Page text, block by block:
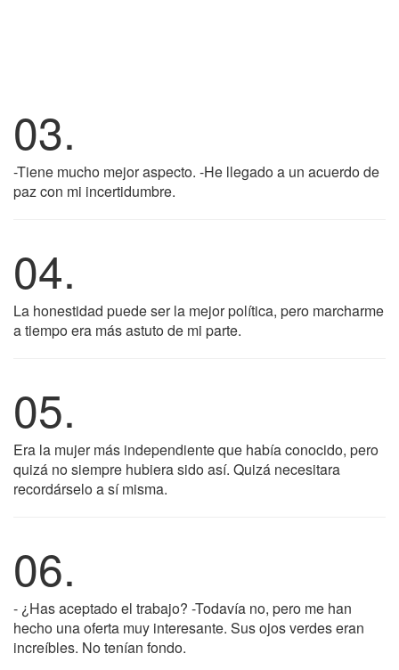
03.
-Tiene mucho mejor aspecto. -He llegado a un acuerdo de
paz con mi incertidumbre.
04.
La honestidad puede ser la mejor política, pero marcharme
a tiempo era más astuto de mi parte.
05.
Era la mujer más independiente que había conocido, pero
quizá no siempre hubiera sido así. Quizá necesitara
recordárselo a sí misma.
06.
- ¿Has aceptado el trabajo? -Todavía no, pero me han
hecho una oferta muy interesante. Sus ojos verdes eran
increíbles. No tenían fondo.